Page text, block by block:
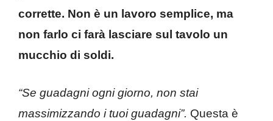
corrette. Non è un lavoro semplice, ma
non farlo ci farà lasciare sul tavolo un
mucchio di soldi.
“Se guadagni ogni giorno, non stai
massimizzando i tuoi guadagni”. Questa è